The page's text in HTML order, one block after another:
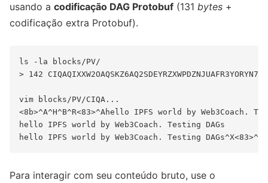
usando a codificação DAG Protobuf (131 bytes +
codificação extra Protobuf).
ls -la blocks/PV/
> 142
vim blocks/PV/CIQA...
<8b>^A^H^B^R<83>^Ahello IPFS world by Web3Coach.
hello IPFS world by Web3Coach. Testing DAGs
Para interagir com seu conteúdo bruto, use o